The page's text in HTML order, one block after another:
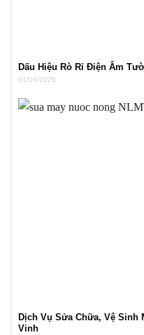
Dấu Hiệu Rò Rỉ Điện Âm
01/08/2026
Dịch Vụ Sửa Chữa, Vệ Sinh
Vinh